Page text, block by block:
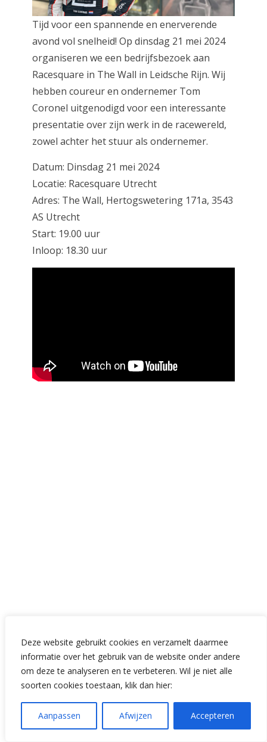
Deze website gebruikt cookies en verzamelt daarmee
informatie over het gebruik van de website onder andere
om deze te analyseren en te verbeteren. Wil je niet alle
soorten cookies toestaan, klik dan hier:
Aanpassen Afwijzen Accepteren
Tijd voor een spannende en enerverende
avond vol snelheid! Op dinsdag 21 mei 2024
organiseren we een bedrijfsbezoek aan
Racesquare in The Wall in Leidsche Rijn. Wij
hebben coureur en ondernemer Tom
Coronel uitgenodigd voor een interessante
presentatie over zijn werk in de racewereld,
zowel achter het stuur als ondernemer.
Datum: Dinsdag 21 mei 2024
Locatie: Racesquare Utrecht
Adres: The Wall, Hertogswetering 171a, 3543
AS Utrecht
Start: 19.00 uur
Inloop: 18.30 uur